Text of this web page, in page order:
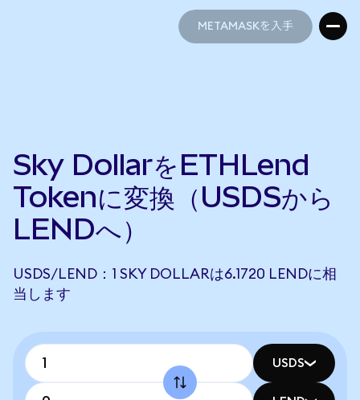
METAMASKを入手
Sky DollarをETHLend
Tokenに変換（USDSから
LENDへ）
USDS/LEND：1 SKY DOLLARは6.1720 LENDに相
当します
USDS